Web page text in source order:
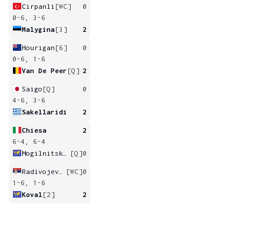
Cirpanli [WC]
0
0-6, 3-6
Malygina[3] 2
Hourigan [6]
0
0-6, 1-6
Van De Peer [Q] 2
Saigo [Q]
0
4-6, 3-6
Sakellaridi
2
Chiesa
2
6-4, 6-4
[Q]0
[WC]0
1-6, 1-6
Koval [2] 2